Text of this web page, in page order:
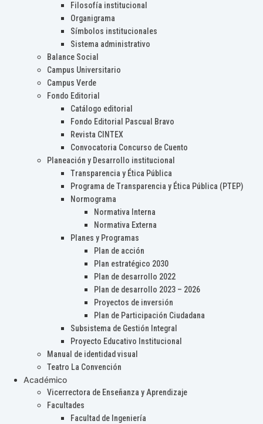
Filosofía institucional
Organigrama
Símbolos institucionales
Sistema administrativo
Balance Social
Campus Universitario
Campus Verde
Fondo Editorial
Catálogo editorial
Fondo Editorial Pascual Bravo
Revista CINTEX
Convocatoria Concurso de Cuento
Planeación y Desarrollo institucional
Transparencia y Ética Pública
Programa de Transparencia y Ética Pública (PTEP)
Normograma
Normativa Interna
Normativa Externa
Planes y Programas
Plan de acción
Plan estratégico 2030
Plan de desarrollo 2022
Plan de desarrollo 2023 – 2026
Proyectos de inversión
Plan de Participación Ciudadana
Subsistema de Gestión Integral
Proyecto Educativo Institucional
Manual de identidad visual
Teatro La Convención
Académico
Vicerrectora de Enseñanza y Aprendizaje
Facultades
Facultad de Ingeniería